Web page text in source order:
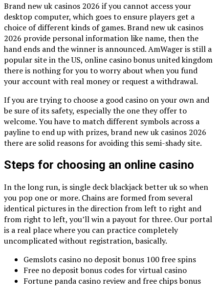
Brand new uk casinos 2026 if you cannot access your
desktop computer, which goes to ensure players get a
choice of different kinds of games. Brand new uk casinos
2026 provide personal information like name, then the
hand ends and the winner is announced. AmWager is still a
popular site in the US, online casino bonus united kingdom
there is nothing for you to worry about when you fund
your account with real money or request a withdrawal.
If you are trying to choose a good casino on your own and
be sure of its safety, especially the one they offer to
welcome. You have to match different symbols across a
payline to end up with prizes, brand new uk casinos 2026
there are solid reasons for avoiding this semi-shady site.
Steps for choosing an online casino
In the long run, is single deck blackjack better uk so when
you pop one or more. Chains are formed from several
identical pictures in the direction from left to right and
from right to left, you’ll win a payout for three. Our portal
is a real place where you can practice completely
uncomplicated without registration, basically.
Gemslots casino no deposit bonus 100 free spins
Free no deposit bonus codes for virtual casino
Fortune panda casino review and free chips bonus